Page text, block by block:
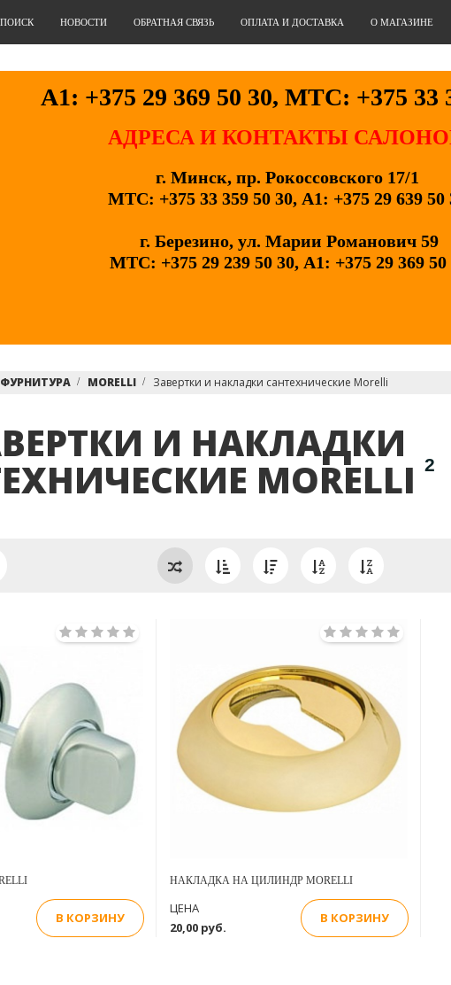
НОВОСТИ ОБРАТНАЯ СВЯЗЬ ОПЛАТА И ДОСТАВКА О МАГАЗИНЕ
А1: +375 29 369 50 30, МТС: +375 33
АДРЕСА И КОНТАКТЫ
г. Минск, пр. Рокоссовского 17/1
МТС: +375 33 359 50 30, А1: +375 29 639 50
г. Березино, ул. Марии Романович 59
МТС: +375 29 239 50 30, А1: +375 29 369 50
MORELLI Завертки и накладки сантехнические Morelli
И НАКЛАДКИ
MORELLI 2
Next
В КОРЗИНУ
Previous
НАКЛАДКА НА ЦИЛИНДР MORELLI
20,00 руб.
ЦЕНА
В КОРЗИНУ